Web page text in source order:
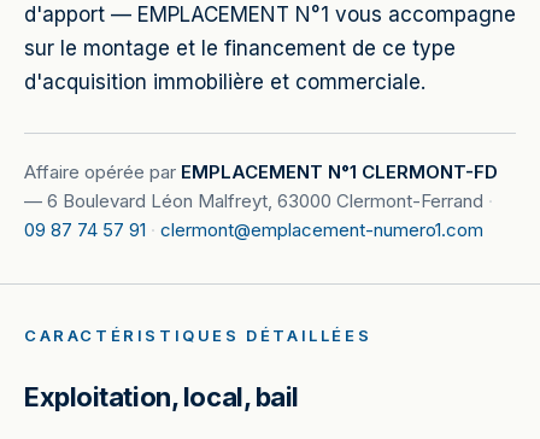
d'apport — EMPLACEMENT N°1 vous accompagne
sur le montage et le financement de ce type
d'acquisition immobilière et commerciale.
Affaire opérée par EMPLACEMENT N°1 CLERMONT-FD
— 6 Boulevard Léon Malfreyt, 63000 Clermont-Ferrand ·
09 87 74 57 91 · clermont@emplacement-numero1.com
CARACTÉRISTIQUES DÉTAILLÉES
Exploitation, local, bail